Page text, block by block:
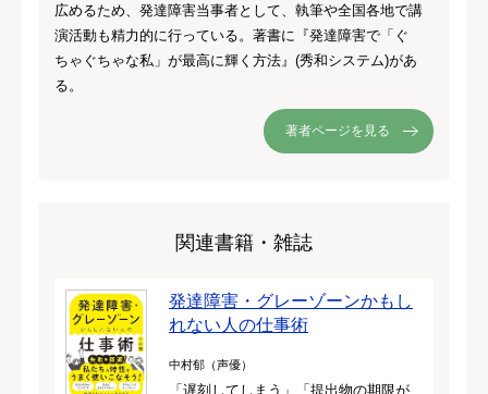
広めるため、発達障害当事者として、執筆や全国各地で講
演活動も精力的に行っている。著書に『発達障害で「ぐ
ちゃぐちゃな私」が最高に輝く方法』(秀和システム)があ
る。
著者ページを見る
関連書籍・雑誌
発達障害・グレーゾーンかもし
れない人の仕事術
中村郁（声優）
「遅刻してしまう」「提出物の期限が